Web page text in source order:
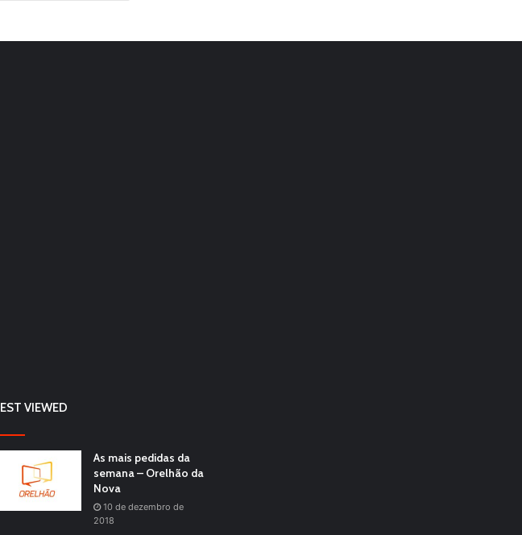
VIEWED
As mais pedidas da
semana – Orelhão da
Nova
10 de dezembro de
2018